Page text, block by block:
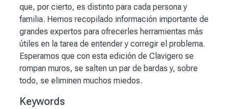
que, por cierto, es distinto para cada persona y
familia. Hemos recopilado información impor­tante de
grandes expertos para ofrecerles herramientas más
útiles en la tarea de entender y corregir el problema.
Esperamos que con esta edición de Clavigero se
rompan muros, se salten un par de bardas y, sobre
todo, se eliminen muchos miedos.
Keywords